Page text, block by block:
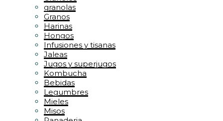
granolas
Granos
Harinas
Hongos
Infusiones y tisanas
Jaleas
Jugos y superjugos
Kombucha
Bebidas
Legumbres
Mieles
Misos